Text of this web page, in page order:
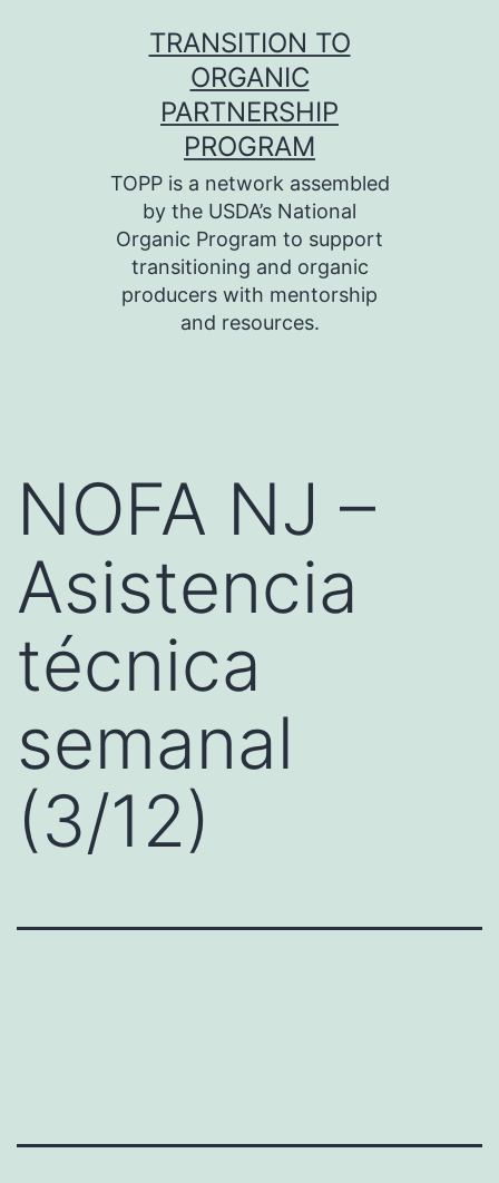
TRANSITION TO
ORGANIC
PARTNERSHIP
PROGRAM
TOPP is a network assembled
by the USDA’s National
Organic Program to support
transitioning and organic
producers with mentorship
and resources.
NOFA NJ –
Asistencia
técnica
semanal
(3/12)